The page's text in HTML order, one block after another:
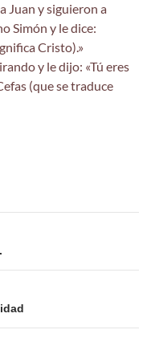
Juan y siguieron a
Simón y le dice:
Cristo).»
y le dijo: «Tú eres
(que se traduce